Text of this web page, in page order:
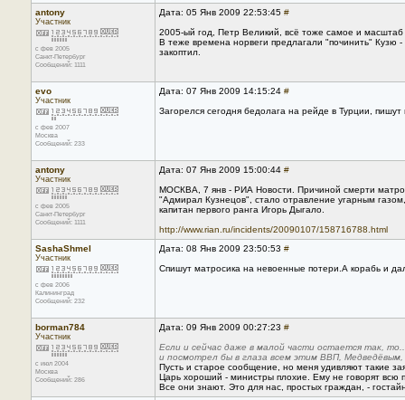
antony
Участник
с фев 2005
Санкт-Петербург
Сообщений: 1111
Дата: 05 Янв 2009 22:53:45 #
2005-ый год, Петр Великий, всё тоже самое и
В теже времена норвеги предлагали "починить" Кузю
закоптил.
evo
Участник
с фев 2007
Москва
Сообщений: 233
Дата: 07 Янв 2009 14:15:24 #
Загорелся сегодня бедолага на рейде в Турции,
antony
Участник
с фев 2005
Санкт-Петербург
Сообщений: 1111
Дата: 07 Янв 2009 15:00:44 #
МОСКВА, 7 янв - РИА Новости. Причиной смерти
"Адмирал Кузнецов", стало отравление угарным
капитан первого ранга Игорь Дыгало.
http://www.rian.ru/incidents/20090107/158716788.html
SashaShmel
Участник
с фев 2006
Калининград
Сообщений: 232
Дата: 08 Янв 2009 23:50:53 #
Спишут матросика на невоенные потери.А корабь и
borman784
Участник
с июл 2004
Москва
Сообщений: 286
Дата: 09 Янв 2009 00:27:23 #
Если и сейчас даже в малой части остается так,
и посмотрел бы в глаза всем этим ВВП,
Пусть и старое сообщение, но меня удивляют такие
Царь хороший - министры плохие. Ему не говорят всю
Все они знают. Это для нас, простых граждан, -